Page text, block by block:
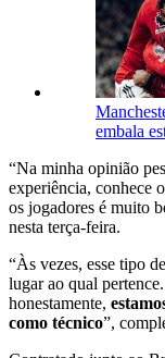
embala
“Na minha opinião
experiência, conhece
os jogadores é muito
nesta terça-feira.
“Às vezes, esse tipo
lugar ao qual
honestamente,
como técnico”,